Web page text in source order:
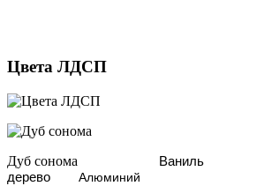
Цвета ЛДСП
Дуб сонома Ваниль
дерево Алюминий